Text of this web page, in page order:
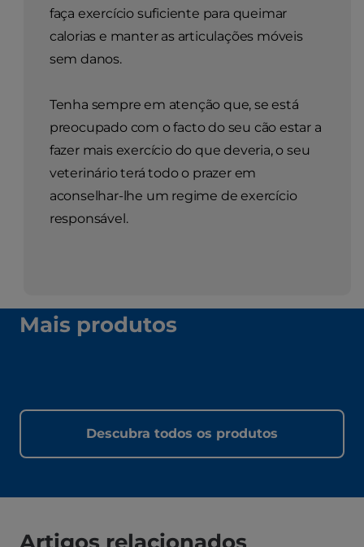
faça exercício suficiente para queimar
calorias e manter as articulações móveis
sem danos.
Tenha sempre em atenção que, se está
preocupado com o facto do seu cão estar a
fazer mais exercício do que deveria, o seu
veterinário terá todo o prazer em
aconselhar-lhe um regime de exercício
responsável.
Mais produtos
Descubra todos os produtos